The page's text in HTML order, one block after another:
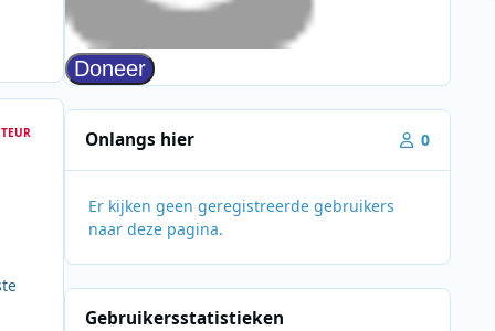
Onlangs hier 0
Er kijken geen geregistreerde gebruikers
naar deze pagina.
Gebruikersstatistieken